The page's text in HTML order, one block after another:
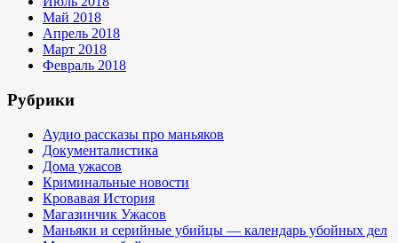
Май 2018
Апрель 2018
Март 2018
Февраль 2018
Рубрики
Аудио рассказы про маньяков
Документалистика
Дома ужасов
Криминальные новости
Кровавая История
Магазинчик Ужасов
Маньяки и серийные убийцы — календарь убойных дел